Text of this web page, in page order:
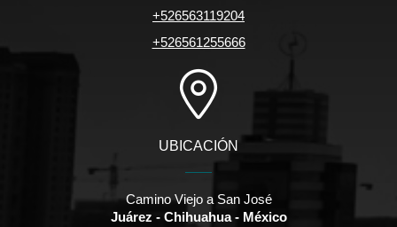
+526563119204
+526561255666
UBICACIÓN
Camino Viejo a San José
Juárez - Chihuahua - México